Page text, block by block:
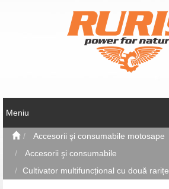
Meniu
Accesorii şi consumabile motosape
Accesorii şi consumabile
Cultivator multifuncțional cu două rarițe